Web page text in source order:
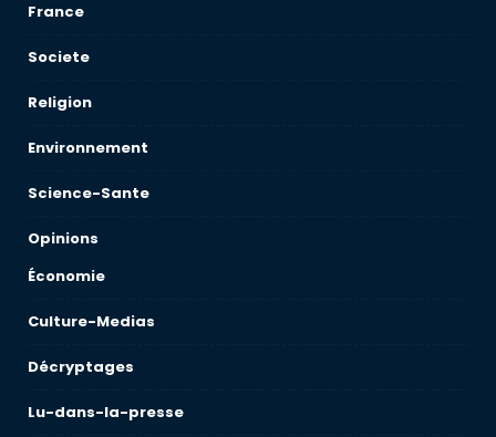
France
Societe
Religion
Environnement
Science-Sante
Opinions
Économie
Culture-Medias
Décryptages
Lu-dans-la-presse